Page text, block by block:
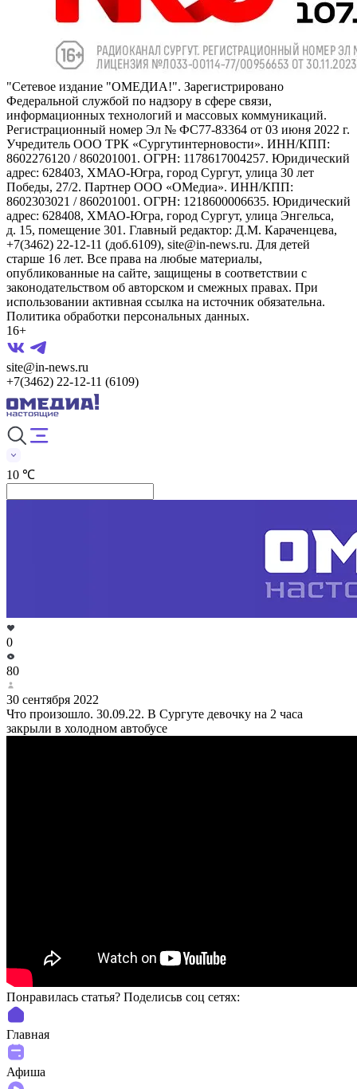
"Сетевое издание "ОМЕДИА!". Зарегистрировано
Федеральной службой по надзору в сфере связи,
информационных технологий и массовых коммуникаций.
Регистрационный номер Эл № ФС77-83364 от 03 июня 2022 г.
Учредитель ООО ТРК «Сургутинтерновости». ИНН/КПП:
8602276120 / 860201001. ОГРН: 1178617004257. Юридический
адрес: 628403, ХМАО-Югра, город Сургут, улица 30 лет
Победы, 27/2. Партнер ООО «ОМедиа». ИНН/КПП:
8602303021 / 860201001. ОГРН: 1218600006635. Юридический
адрес: 628408, ХМАО-Югра, город Сургут, улица Энгельса,
д. 15, помещение 301. Главный редактор: Д.М. Караченцева,
+7(3462) 22-12-11 (доб.6109), site@in-news.ru. Для детей
старше 16 лет. Все права на любые материалы,
опубликованные на сайте, защищены в соответствии с
законодательством об авторском и смежных правах. При
использовании активная ссылка на источник обязательна.
Политика обработки персональных данных.
16+
site@in-news.ru
+7(3462) 22-12-11 (6109)
10 ℃
0
80
30 сентября 2022
Что произошло. 30.09.22. В Сургуте девочку на 2 часа
закрыли в холодном автобусе
Понравилась статья? Поделиcьв соц сетях:
Главная
Афиша